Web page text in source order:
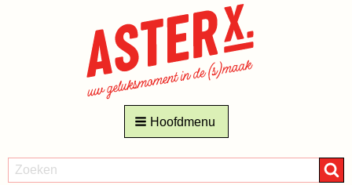
Hoofdmenu
ZOEKEN
Zoeken